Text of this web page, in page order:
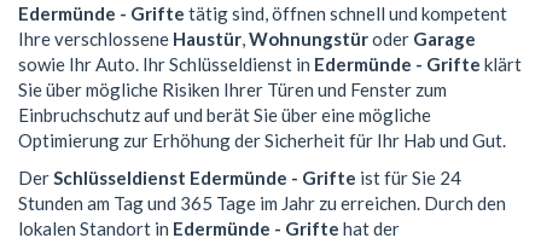
Edermünde - Grifte tätig sind, öffnen schnell und kompetent
Ihre verschlossene Haustür,Wohnungstüroder Garage
sowie Ihr Auto. Ihr Schlüsseldienst in Edermünde - Grifte klärt
Sie über mögliche Risiken Ihrer Türen und Fenster zum
Einbruchschutz auf und berät Sie über eine mögliche
Optimierung zur Erhöhung der Sicherheit für Ihr Hab und Gut.
DerSchlüsseldienst Edermünde - Grifte ist für Sie 24
Stunden am Tag und 365 Tage im Jahr zu erreichen. Durch den
lokalen Standort in Edermünde - Grifte hat der